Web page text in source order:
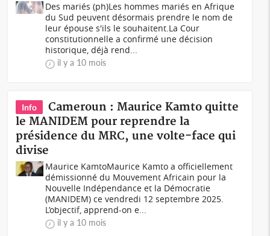
Des mariés (ph)Les hommes mariés en Afrique
du Sud peuvent désormais prendre le nom de
leur épouse s'ils le souhaitent.La Cour
constitutionnelle a confirmé une décision
historique, déjà rend...
il y a 10 mois
Info
Cameroun : Maurice Kamto quitte
le MANIDEM pour reprendre la
présidence du MRC, une volte-face qui
divise
Maurice KamtoMaurice Kamto a officiellement
démissionné du Mouvement Africain pour la
Nouvelle Indépendance et la Démocratie
(MANIDEM) ce vendredi 12 septembre 2025.
L’objectif, apprend-on e...
il y a 10 mois